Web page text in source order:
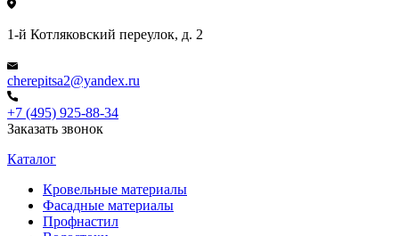
1-й Котляковский переулок, д. 2
cherepitsa2@yandex.ru
+7 (495) 925-88-34
Заказать звонок
Каталог
Кровельные материалы
Фасадные материалы
Профнастил